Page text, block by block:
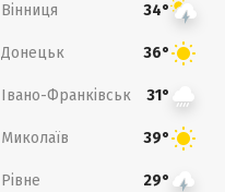
Вінниця 34°
Донецьк 36°
Івано-Франківськ 31°
Миколаїв 39°
Рівне 29°